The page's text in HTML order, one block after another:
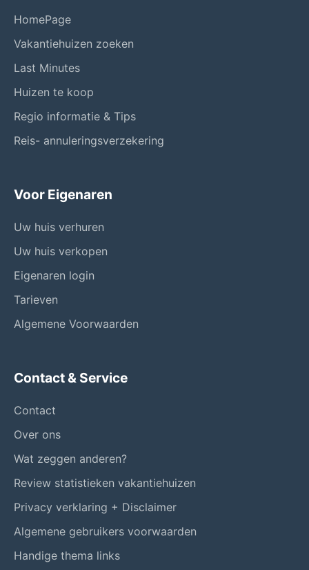
HomePage
Vakantiehuizen zoeken
Last Minutes
Huizen te koop
Regio informatie & Tips
Reis- annuleringsverzekering
Voor Eigenaren
Uw huis verhuren
Uw huis verkopen
Eigenaren login
Tarieven
Algemene Voorwaarden
Contact & Service
Contact
Over ons
Wat zeggen anderen?
Review statistieken vakantiehuizen
Privacy verklaring + Disclaimer
Algemene gebruikers voorwaarden
Handige thema links